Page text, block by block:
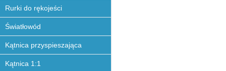
Rurki do rękojeści
Światłowód
Kątnica przyspieszająca
Kątnica 1:1